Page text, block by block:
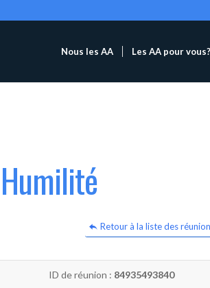
Nous les AA Les AA pour vous?
Retour à la liste des
ID de réunion : 84935493840